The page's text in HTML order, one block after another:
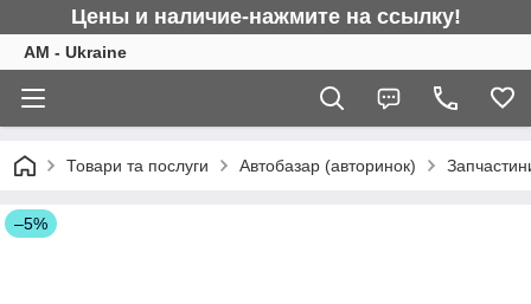
Цены и наличие-нажмите на ссылку!
AM - Ukraine
Товари та послуги Автобазар (авторинок)
–5%